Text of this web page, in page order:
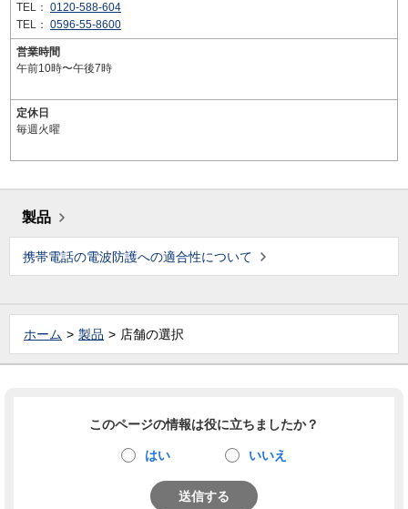
TEL： 0120-588-604
TEL： 0596-55-8600
営業時間
午前10時〜午後7時
定休日
毎週火曜
製品
携帯電話の電波防護への適合性について
ホーム 製品 店舗の選択
このページの情報は役に立ちましたか？
はい いいえ
送信する